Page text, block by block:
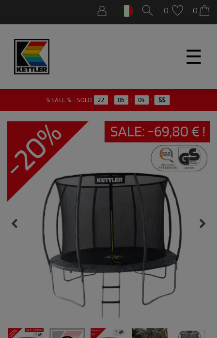
0 0
☰
% SALE % – SOLO 22 : 06 : 04 : 54